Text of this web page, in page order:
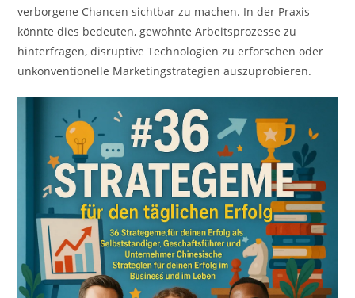
verborgene Chancen sichtbar zu machen. In der Praxis
könnte dies bedeuten, gewohnte Arbeitsprozesse zu
hinterfragen, disruptive Technologien zu erforschen oder
unkonventionelle Marketingstrategien auszuprobieren.